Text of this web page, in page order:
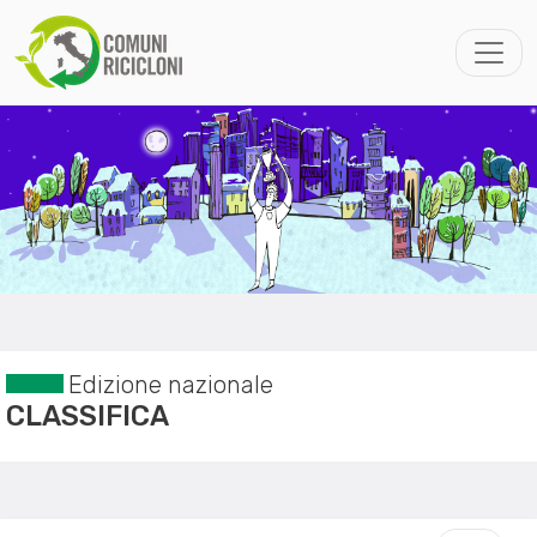
Edizione nazionale
CLASSIFICA